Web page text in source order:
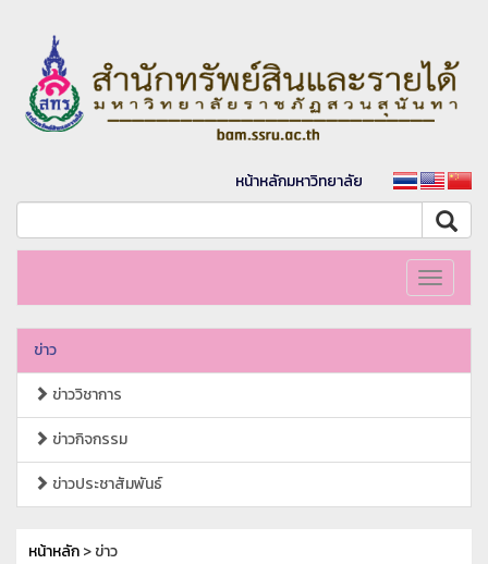
หน้าหลักมหาวิทยาลัย
Toggle
ข่าว
ข่าววิชาการ
ข่าวกิจกรรม
ข่าวประชาสัมพันธ์
หน้าหลัก> ข่าว